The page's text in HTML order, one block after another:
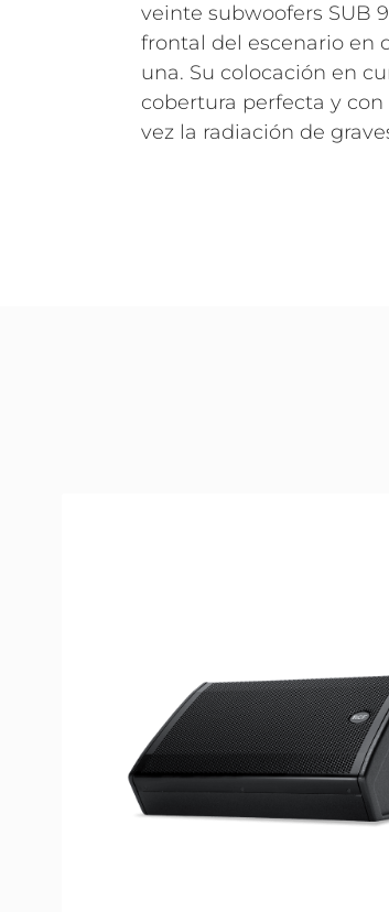
veinte subwoofers SUB
frontal del escenario en
una. Su colocación en
cobertura perfecta y
vez la radiación de